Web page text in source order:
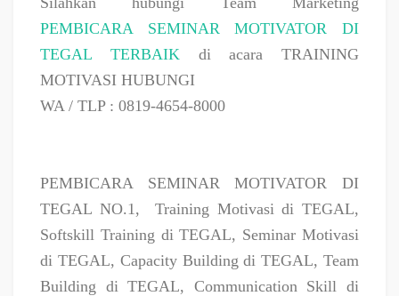
PEMBICARA SEMINAR MOTIVATOR DI
TEGAL TERBAIK di acara TRAINING
MOTIVASI HUBUNGI
WA / TLP : 0819-4654-8000
PEMBICARA SEMINAR MOTIVATOR DI
TEGAL NO.1,
Training Motivasi di TEGAL,
Softskill Training di TEGAL, Seminar Motivasi
di TEGAL, Capacity Building di TEGAL, Team
Building di TEGAL, Communication Skill di